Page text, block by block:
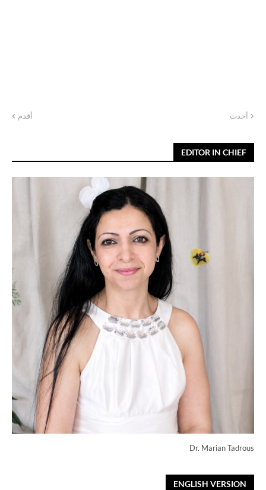
أحدث أقدم
EDITOR IN CHIEF
Dr. Marian Tadrous
ENGLISH VERSION